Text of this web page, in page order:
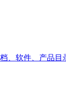
、软件、产品目